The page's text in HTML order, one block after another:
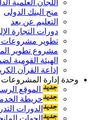
اللجان العلمية
منح البنك الدولى
التعليم عن بعد
دورات التجارة
تطوير مشروعات
مشروع تطوير
الهيئة القومية
إذاعة القرآن
وحدة إدارة المشروعات
الموقع
خريطة
الدورات
الجهات